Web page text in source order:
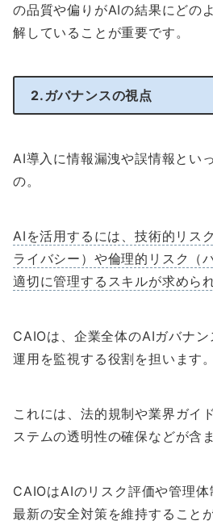
の品質や偏りがAIの結果にどの
解していることが重要です。
2.ガバナンスの視点
AI導入に情報漏洩や誤情報とい
の。
AIを活用するには、技術的リス
ライバシー）や倫理的リスク（
適切に管理するスキルが求められ
CAIOは、企業全体のAIガバナン
運用を監視する役割を担います。
これには、法的規制や業界ガイ
ステムの透明性の確保などが含
CAIOはAIのリスク評価や管理
最新の安全対策を維持すること